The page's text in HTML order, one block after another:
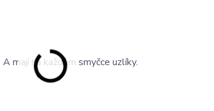
mají na každém smyčce uzlíky.